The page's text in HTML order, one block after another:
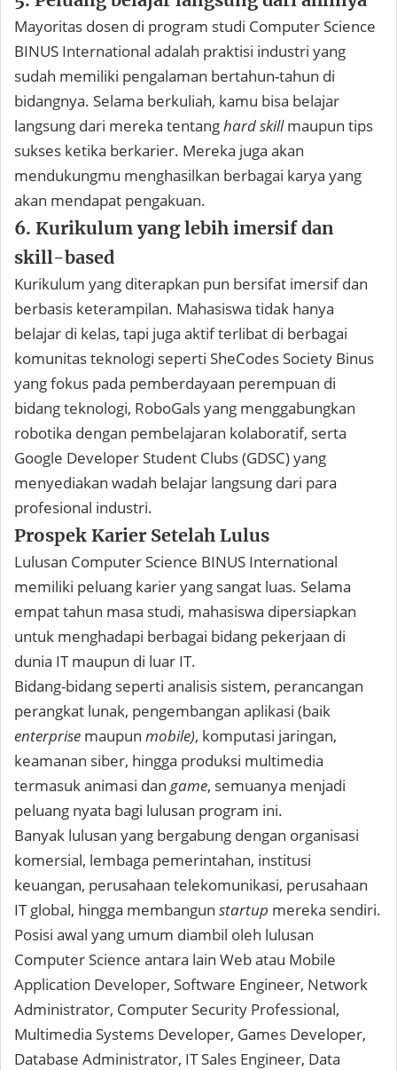
Mayoritas dosen di program studi Computer Science
BINUS International adalah praktisi industri yang
sudah memiliki pengalaman bertahun-tahun di
bidangnya. Selama berkuliah, kamu bisa belajar
langsung dari mereka tentanghard skillmaupun tips
sukses ketika berkarier. Mereka juga akan
mendukungmu menghasilkan berbagai karya yang
akan mendapat pengakuan.
6. Kurikulum yang lebih imersif dan
skill-based
Kurikulum yang diterapkan pun bersifat imersif dan
berbasis keterampilan. Mahasiswa tidak hanya
belajar di kelas, tapi juga aktif terlibat di berbagai
komunitas teknologi seperti SheCodes Society Binus
yang fokus pada pemberdayaan perempuan di
bidang teknologi, RoboGals yang menggabungkan
robotika dengan pembelajaran kolaboratif, serta
Google Developer Student Clubs (GDSC) yang
menyediakan wadah belajar langsung dari para
profesional industri.
Prospek Karier Setelah Lulus
Lulusan Computer Science BINUS International
memiliki peluang karier yang sangat luas. Selama
empat tahun masa studi, mahasiswa dipersiapkan
untuk menghadapi berbagai bidang pekerjaan di
dunia IT maupun di luar IT.
Bidang-bidang seperti analisis sistem, perancangan
perangkat lunak, pengembangan aplikasi (baik
enterprise maupun mobile), komputasi jaringan,
keamanan siber, hingga produksi multimedia
termasuk animasi dan game, semuanya menjadi
peluang nyata bagi lulusan program ini.
Banyak lulusan yang bergabung dengan organisasi
komersial, lembaga pemerintahan, institusi
keuangan, perusahaan telekomunikasi, perusahaan
IT global, hingga membangun startup mereka sendiri.
Posisi awal yang umum diambil oleh lulusan
Computer Science antara lain Web atau Mobile
Application Developer, Software Engineer, Network
Administrator, Computer Security Professional,
Multimedia Systems Developer, Games Developer,
Database Administrator, IT Sales Engineer, Data